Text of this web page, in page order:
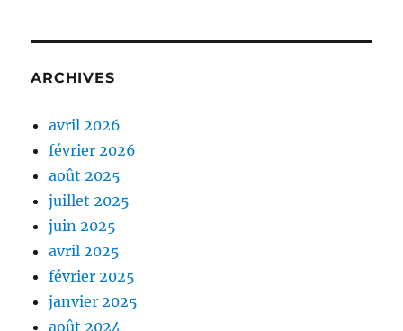
ARCHIVES
avril 2026
février 2026
août 2025
juillet 2025
juin 2025
avril 2025
février 2025
janvier 2025
août 2024